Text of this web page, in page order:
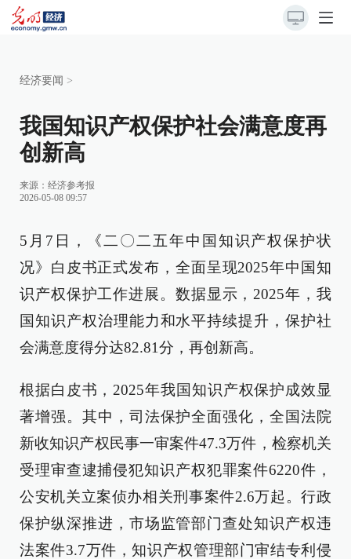
经济要闻 >
我国知识产权保护社会满意度再
创新高
来源： 经济参考报
2026-05-08 09:57
5月7日，《二〇二五年中国知识产权保护状
况》白皮书正式发布，全面呈现2025年中国知
识产权保护工作进展。数据显示，2025年，我
国知识产权治理能力和水平持续提升，保护社
会满意度得分达82.81分，再创新高。
根据白皮书，2025年我国知识产权保护成效显
著增强。其中，司法保护全面强化，全国法院
新收知识产权民事一审案件47.3万件，检察机关
受理审查逮捕侵犯知识产权犯罪案件6220件，
公安机关立案侦办相关刑事案件2.6万起。行政
保护纵深推进，市场监管部门查处知识产权违
法案件3.7万件，知识产权管理部门审结专利侵